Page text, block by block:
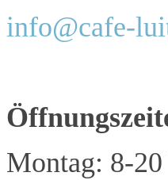
info@cafe-
Montag: 8-